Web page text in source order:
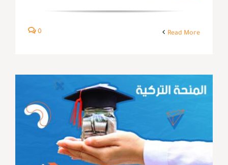
Read More
0